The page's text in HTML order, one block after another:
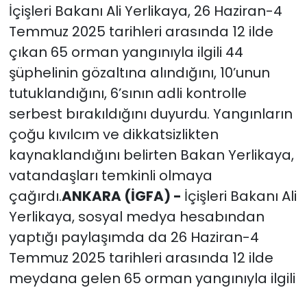
İçişleri Bakanı Ali Yerlikaya, 26 Haziran-4
Temmuz 2025 tarihleri arasında 12 ilde
çıkan 65 orman yangınıyla ilgili 44
şüphelinin gözaltına alındığını, 10’unun
tutuklandığını, 6’sının adli kontrolle
serbest bırakıldığını duyurdu. Yangınların
çoğu kıvılcım ve dikkatsizlikten
kaynaklandığını belirten Bakan Yerlikaya,
vatandaşları temkinli olmaya
çağırdı.ANKARA (İGFA) - İçişleri Bakanı Ali
Yerlikaya, sosyal medya hesabından
yaptığı paylaşımda da 26 Haziran-4
Temmuz 2025 tarihleri arasında 12 ilde
meydana gelen 65 orman yangınıyla ilgili